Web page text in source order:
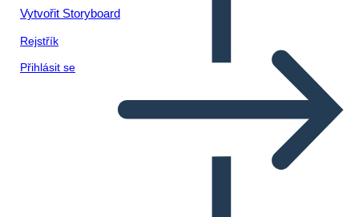
Vytvořit Storyboard
Rejstřík
Přihlásit se